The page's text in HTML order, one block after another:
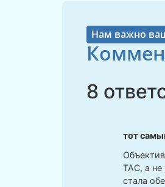
Нам важно
8
тот
ТАС, а не
стала